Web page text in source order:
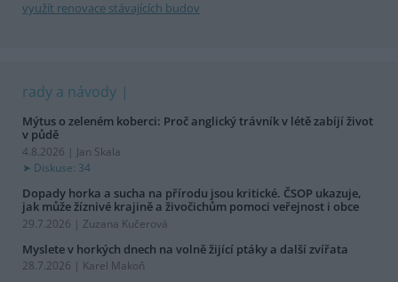
využít renovace stávajících budov
rady a návody
Mýtus o zeleném koberci: Proč anglický trávník v létě zabíjí život
v půdě
4.8.2026 | Jan Skala
Diskuse: 34
Dopady horka a sucha na přírodu jsou kritické. ČSOP ukazuje,
jak může žíznivé krajině a živočichům pomoci veřejnost i obce
29.7.2026 | Zuzana Kučerová
Myslete v horkých dnech na volně žijící ptáky a další zvířata
28.7.2026 | Karel Makoň